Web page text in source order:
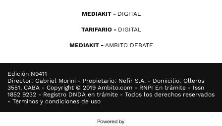
MEDIAKIT DIGITAL
TARIFARIO DIGITAL
MEDIAKIT AMBITO DEBATE
Edición N9411
Director: Gabriel Morini - Propietario: Nefir S.A. - Domicilio: Olleros
3551, CABA - Copyright © 2019 Ambito.com - RNPI En trámite - Issn
1852 9232 - Registro DNDA en trámite - Todos los derechos reservados
- Términos y condiciones de uso